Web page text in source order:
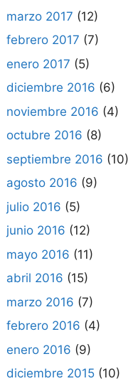
marzo 2017 (12)
febrero 2017 (7)
enero 2017 (5)
diciembre 2016 (6)
noviembre 2016 (4)
octubre 2016 (8)
septiembre 2016 (10)
agosto 2016 (9)
julio 2016 (5)
junio 2016 (12)
mayo 2016 (11)
abril 2016 (15)
marzo 2016 (7)
febrero 2016 (4)
enero 2016 (9)
diciembre 2015 (10)